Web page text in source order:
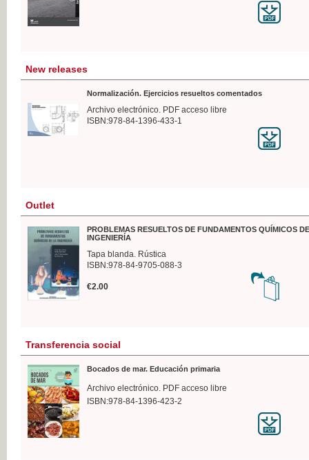
New releases
Normalización. Ejercicios resueltos comentados
Archivo electrónico. PDF acceso libre
ISBN:978-84-1396-433-1
Outlet
PROBLEMAS RESUELTOS DE FUNDAMENTOS QUÍMICOS
INGENIERÍA
Tapa blanda. Rústica
ISBN:978-84-9705-088-3
€2.00
Transferencia social
Bocados de mar. Educación primaria
Archivo electrónico. PDF acceso libre
ISBN:978-84-1396-423-2